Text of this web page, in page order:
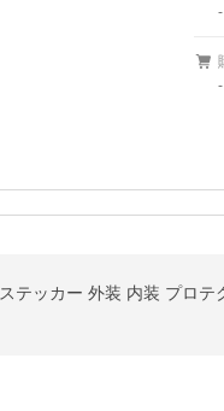
-
-
テッカー 外装 内装 プロテ